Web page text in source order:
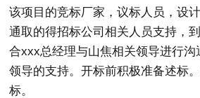
该项目的竞标厂家，议标人员，设
通取的得招标公司相关人员支持，
合xxx总经理与山焦相关领导进行沟
领导的支持。开标前积极准备述标
标。